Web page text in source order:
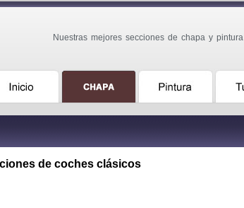
Nuestras mejores secciones de chapa y pintura
de coches clásicos